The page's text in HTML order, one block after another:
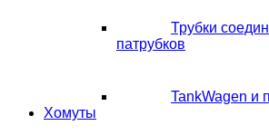
Трубки
патрубков
TankWagen и
Хомуты